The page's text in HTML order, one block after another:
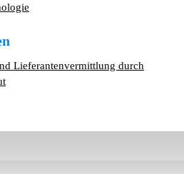
Lieferantenvermittlung durch